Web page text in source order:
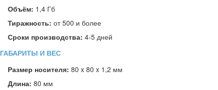
Объём: 1,4 Гб
Тиражность: от 500 и более
Сроки производства: 4-5 дней
ГАБАРИТЫ И ВЕС
Размер носителя: 80 x 80 x 1,2 мм
Длина: 80 мм